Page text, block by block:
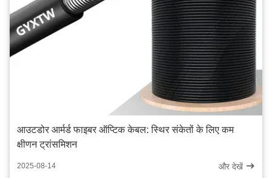
आउटडोर आर्मर्ड फाइबर ऑप्टिक केबल: स्थिर संकेतों के लिए कम
क्षीणन ट्रांसमिशन
2025-08-14 और देखें